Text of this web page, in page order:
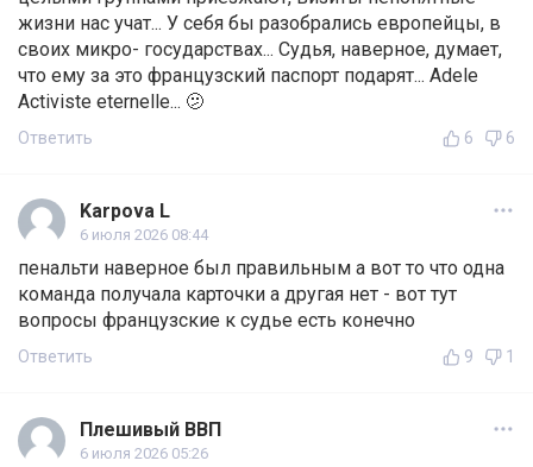
жизни нас учат... У себя бы разобрались европейцы, в
своих микро- государствах... Судья, наверное, думает,
что ему за это французский паспорт подарят... Adele
Activiste eternelle... 🫤
Ответить 6 6
Karpova L
6 июля 2026 08:44
пенальти наверное был правильным а вот то что одна
команда получала карточки а другая нет - вот тут
вопросы французские к судье есть конечно
Ответить 9 1
Плешивый ВВП
6 июля 2026 05:26